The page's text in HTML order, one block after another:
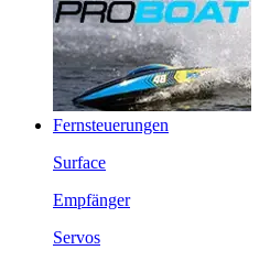
Fernsteuerungen
Surface
Empfänger
Servos